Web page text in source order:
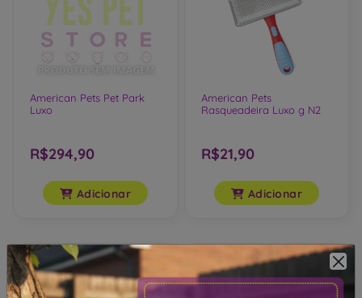
American Pets Pet Park
Luxo
R$294,90
Adicionar
American Pets
Rasqueadeira Luxo g N2
R$21,90
Adicionar